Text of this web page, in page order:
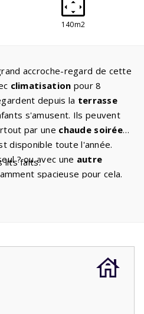
140m2
accroche-regard de cette
climatisation pour 8
depuis la terrasse
s'amusent. Ils peuvent
par une chaude soirée
disponible toute l'année.
? ou avec une autre
spacieuse pour cela.
garantit que vous ne vous
à la maison est un
dispose de
deux salles de
douche et lavabo est
de deux lits simples
lits faits.